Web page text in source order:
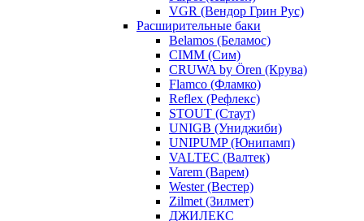
VGR (Вендор Грин Рус)
Расширительные баки
Belamos (Беламос)
CIMM (Сим)
CRUWA by Ören (Крува)
Flamco (Фламко)
Reflex (Рефлекс)
STOUT (Стаут)
UNIGB (Униджиби)
UNIPUMP (Юнипамп)
VALTEC (Валтек)
Varem (Варем)
Wester (Вестер)
Zilmet (Зилмет)
ДЖИЛЕКС